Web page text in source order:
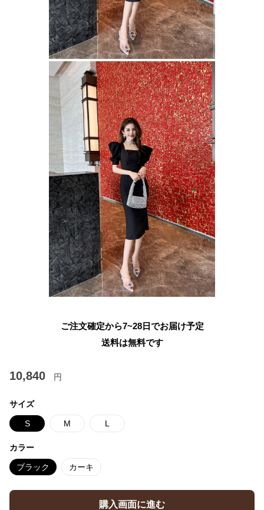
ご注文確定から7~28日でお届け予定
送料は無料です
10,840 円
サイズ
S M L
カラー
ブラック カーキ
購入画面に進む